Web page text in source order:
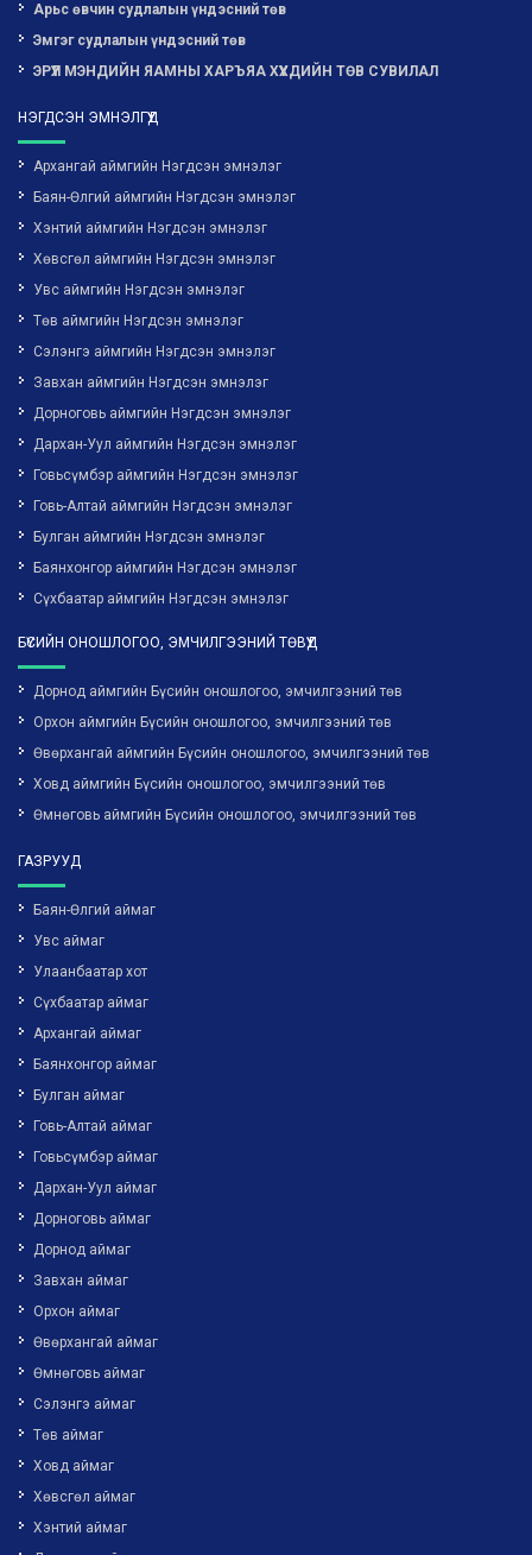
Арьс өвчин судлалын үндэсний төв
Эмгэг судлалын үндэсний төв
ЭРҮҮЛ МЭНДИЙН ЯАМНЫ ХАРЪЯА ХҮҮХДИЙН ТӨВ СУВИЛАЛ
НЭГДСЭН ЭМНЭЛГҮҮД
Архангай аймгийн Нэгдсэн эмнэлэг
Баян-Өлгий аймгийн Нэгдсэн эмнэлэг
Хэнтий аймгийн Нэгдсэн эмнэлэг
Хөвсгөл аймгийн Нэгдсэн эмнэлэг
Увс аймгийн Нэгдсэн эмнэлэг
Төв аймгийн Нэгдсэн эмнэлэг
Сэлэнгэ аймгийн Нэгдсэн эмнэлэг
Завхан аймгийн Нэгдсэн эмнэлэг
Дорноговь аймгийн Нэгдсэн эмнэлэг
Дархан-Уул аймгийн Нэгдсэн эмнэлэг
Говьсүмбэр аймгийн Нэгдсэн эмнэлэг
Говь-Алтай аймгийн Нэгдсэн эмнэлэг
Булган аймгийн Нэгдсэн эмнэлэг
Баянхонгор аймгийн Нэгдсэн эмнэлэг
Сүхбаатар аймгийн Нэгдсэн эмнэлэг
БҮСИЙН ОНОШЛОГОО, ЭМЧИЛГЭЭНИЙ ТӨВҮҮД
Дорнод аймгийн Бүсийн оношлогоо, эмчилгээний төв
Орхон аймгийн Бүсийн оношлогоо, эмчилгээний төв
Өвөрхангай аймгийн Бүсийн оношлогоо, эмчилгээний төв
Ховд аймгийн Бүсийн оношлогоо, эмчилгээний төв
Өмнөговь аймгийн Бүсийн оношлогоо, эмчилгээний төв
ГАЗРУУД
Баян-Өлгий аймаг
Увс аймаг
Улаанбаатар хот
Сүхбаатар аймаг
Архангай аймаг
Баянхонгор аймаг
Булган аймаг
Говь-Алтай аймаг
Говьсүмбэр аймаг
Дархан-Уул аймаг
Дорноговь аймаг
Дорнод аймаг
Завхан аймаг
Орхон аймаг
Өвөрхангай аймаг
Өмнөговь аймаг
Сэлэнгэ аймаг
Төв аймаг
Ховд аймаг
Хөвсгөл аймаг
Хэнтий аймаг